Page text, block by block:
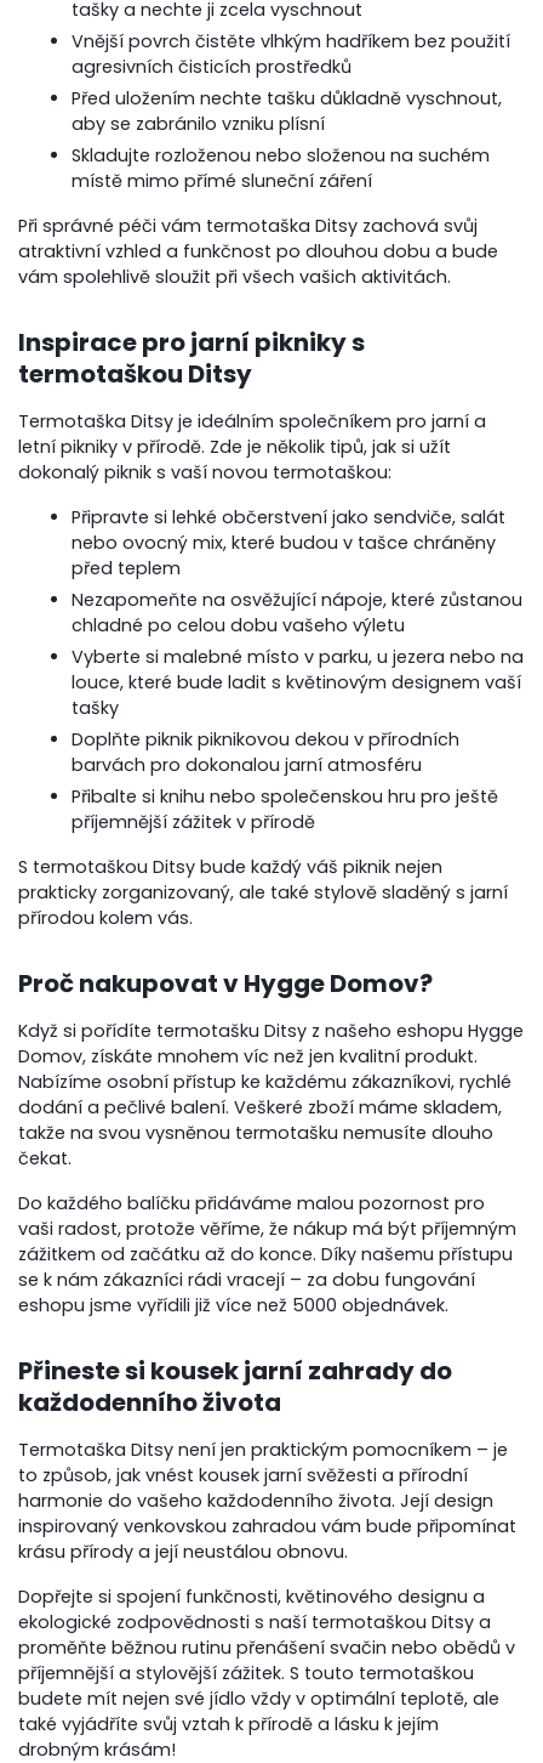
tašky a nechte ji zcela vyschnout
Vnější povrch čistěte vlhkým hadříkem bez použití
agresivních čisticích prostředků
Před uložením nechte tašku důkladně vyschnout,
aby se zabránilo vzniku plísní
Skladujte rozloženou nebo složenou na suchém
místě mimo přímé sluneční záření
Při správné péči vám termotaška Ditsy zachová svůj
atraktivní vzhled a funkčnost po dlouhou dobu a bude
vám spolehlivě sloužit při všech vašich aktivitách.
Inspirace pro jarní pikniky s
termotaškou Ditsy
Termotaška Ditsy je ideálním společníkem pro jarní a
letní pikniky v přírodě. Zde je několik tipů, jak si užít
dokonalý piknik s vaší novou termotaškou:
Připravte si lehké občerstvení jako sendviče, salát
nebo ovocný mix, které budou v tašce chráněny
před teplem
Nezapomeňte na osvěžující nápoje, které zůstanou
chladné po celou dobu vašeho výletu
Vyberte si malebné místo v parku, u jezera nebo na
louce, které bude ladit s květinovým designem vaší
tašky
Doplňte piknik piknikovou dekou v přírodních
barvách pro dokonalou jarní atmosféru
Přibalte si knihu nebo společenskou hru pro ještě
příjemnější zážitek v přírodě
S termotaškou Ditsy bude každý váš piknik nejen
prakticky zorganizovaný, ale také stylově sladěný s jarní
přírodou kolem vás.
Proč nakupovat v Hygge Domov?
Když si pořídíte termotašku Ditsy z našeho eshopu Hygge
Domov, získáte mnohem víc než jen kvalitní produkt.
Nabízíme osobní přístup ke každému zákazníkovi, rychlé
dodání a pečlivé balení. Veškeré zboží máme skladem,
takže na svou vysněnou termotašku nemusíte dlouho
čekat.
Do každého balíčku přidáváme malou pozornost pro
vaši radost, protože věříme, že nákup má být příjemným
zážitkem od začátku až do konce. Díky našemu přístupu
se k nám zákazníci rádi vracejí – za dobu fungování
eshopu jsme vyřídili již více než 5000 objednávek.
Přineste si kousek jarní zahrady do
každodenního života
Termotaška Ditsy není jen praktickým pomocníkem – je
to způsob, jak vnést kousek jarní svěžesti a přírodní
harmonie do vašeho každodenního života. Její design
inspirovaný venkovskou zahradou vám bude připomínat
krásu přírody a její neustálou obnovu.
Dopřejte si spojení funkčnosti, květinového designu a
ekologické zodpovědnosti s naší termotaškou Ditsy a
proměňte běžnou rutinu přenášení svačin nebo obědů v
příjemnější a stylovější zážitek. S touto termotaškou
budete mít nejen své jídlo vždy v optimální teplotě, ale
také vyjádříte svůj vztah k přírodě a lásku k jejím
drobným krásám!